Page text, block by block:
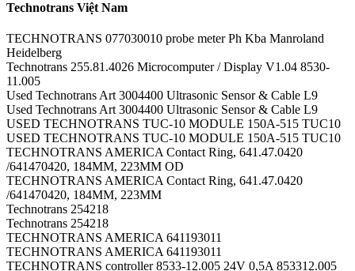
Technotrans Việt Nam
TECHNOTRANS 077030010 probe meter Ph Kba Manroland
Heidelberg
Technotrans 255.81.4026 Microcomputer / Display V1.04 8530-
11.005
Used Technotrans Art 3004400 Ultrasonic Sensor & Cable L9
Used Technotrans Art 3004400 Ultrasonic Sensor & Cable L9
USED TECHNOTRANS TUC-10 MODULE 150A-515 TUC10
USED TECHNOTRANS TUC-10 MODULE 150A-515 TUC10
TECHNOTRANS AMERICA Contact Ring, 641.47.0420
/641470420, 184MM, 223MM OD
TECHNOTRANS AMERICA Contact Ring, 641.47.0420
/641470420, 184MM, 223MM
Technotrans 254218
Technotrans 254218
TECHNOTRANS AMERICA 641193011
TECHNOTRANS AMERICA 641193011
TECHNOTRANS controller 8533-12.005 24V 0,5A 853312.005